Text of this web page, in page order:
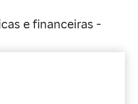
e financeiras -